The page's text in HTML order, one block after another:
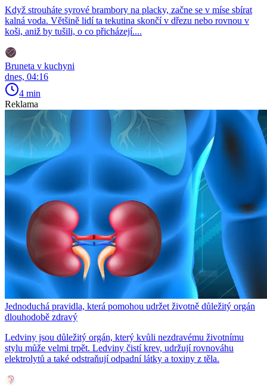
Když strouháte syrové brambory na placky, začne se v míse sbírat
kalná voda. Většině lidí ta tekutina skončí v dřezu nebo rovnou v
koši, aniž by tušili, o co přicházejí....
Bruneta v kuchyni
dnes, 04:16
4 min
Reklama
Jednoduchá pravidla, která pomohou udržet životně důležitý orgán
dlouhodobě zdravý
Ledviny jsou důležitý orgán, který kvůli nezdravému životnímu
stylu může velmi trpět. Ledviny čistí krev, udržují rovnováhu
elektrolytů a také odstraňují odpadní látky a toxiny z těla.